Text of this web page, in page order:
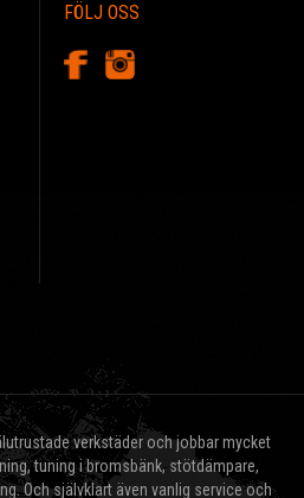
FÖLJ OSS
verkstäder och jobbar mycket
tuning i bromsbänk, stötdämpare,
Och självklart även vanlig service och